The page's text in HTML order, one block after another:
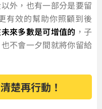
外，也有一部分是要留
有效的幫助你照顧到後
來多數是可增值的 ，子
不會一夕間就將你留給
楚再行動！